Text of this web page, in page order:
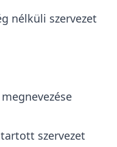
nélküli szervezet
szervezet